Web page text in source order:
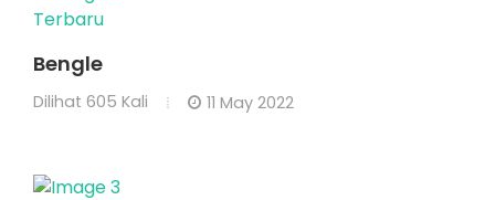
Terbaru
Bengle
Dilihat 605 Kali 11 May 2022